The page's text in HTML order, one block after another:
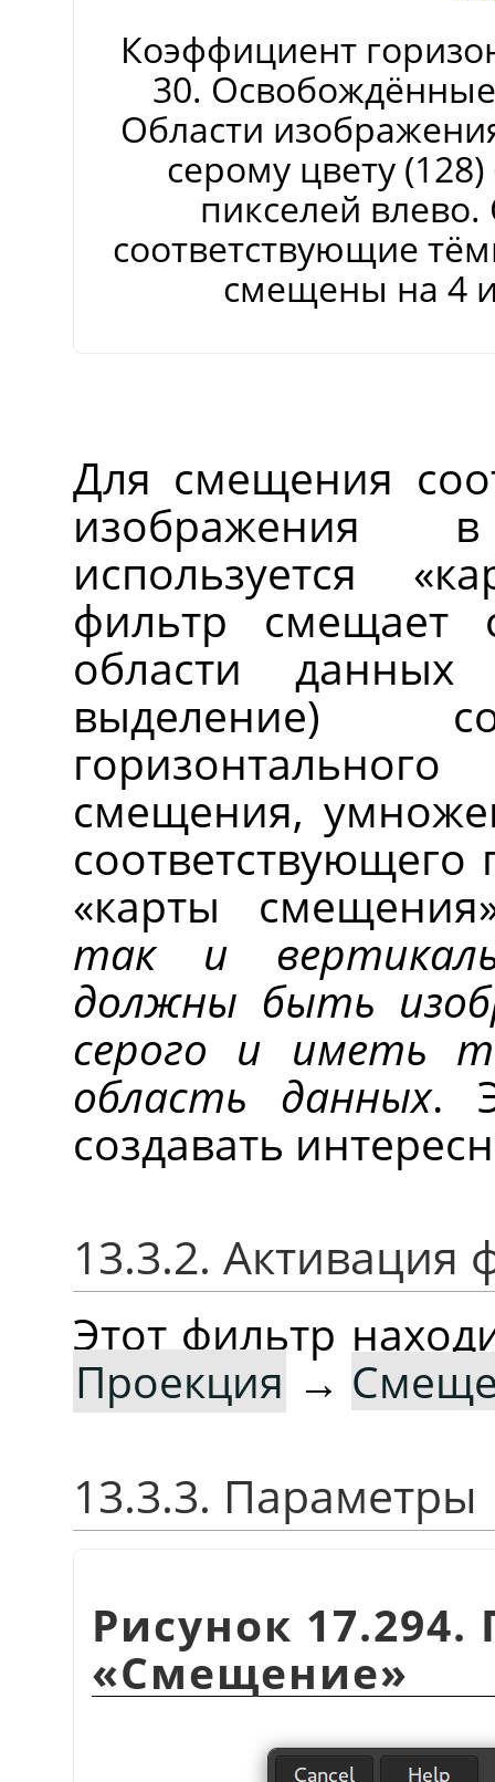
Коэффициент
30.
Области
серому цвету
пикселей
соответствующие
смещены на 4
Для смещения
изображения
используется «
фильтр смещает
области
выделение)
смещения,
соответствующего
«карты смещения
так и
должны быть
серого и иметь
область данных.
создавать
13.3.2. Активация
Этот фильтр
Проекция →
13.3.3. Параметры
Рисунок
«Смещение»